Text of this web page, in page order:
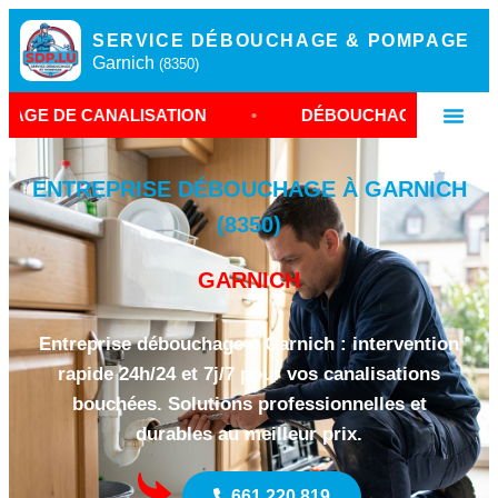
SERVICE DÉBOUCHAGE & POMPAGE
Garnich (8350)
• DÉBOUCHAGE À GARNICH •
ENTREPRISE DÉBOUCHAGE À GARNICH
(8350)
GARNICH
Entreprise débouchage à Garnich : intervention
rapide 24h/24 et 7j/7 pour vos canalisations
bouchées. Solutions professionnelles et
durables au meilleur prix.